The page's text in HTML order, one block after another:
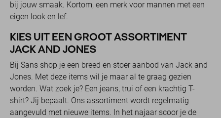
bij jouw smaak. Kortom, een merk voor mannen met een
eigen look en lef.
KIES UIT EEN GROOT ASSORTIMENT
JACK AND JONES
Bij Sans shop je een breed en stoer aanbod van Jack and
Jones. Met deze items wil je maar al te graag gezien
worden. Wat zoek je? Een jeans, trui of een krachtig T-
shirt? Jij bepaalt. Ons assortiment wordt regelmatig
aangevuld met nieuwe items. In het najaar scoor je de